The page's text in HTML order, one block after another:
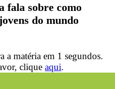
fala sobre como
do mundo
a matéria em 1 segundos.
clique aqui.